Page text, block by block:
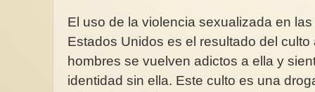
El uso de la violencia sexualizada en
Estados Unidos es el resultado del
hombres se vuelven adictos a ella y
identidad sin ella. Este culto es una